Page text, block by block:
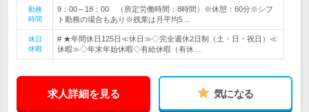
勤務
時間
9：00～18：00 （所定労働時間：8時間）※休憩：60分※シフ
ト勤務の場合もあり※残業は月平均5…
休日
休暇
# ★年間休日125日≪休日≫◇完全週休2日制（土・日・祝日）≪
休暇≫◇年末年始休暇◇有給休暇（有休…
求人詳細を見る 気になる